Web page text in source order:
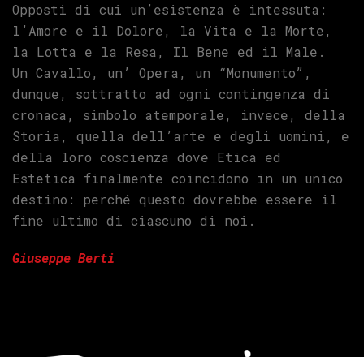
Opposti di cui un’esistenza è intessuta:
l’Amore e il Dolore, la Vita e la Morte,
la Lotta e la Resa, Il Bene ed il Male.
Un Cavallo, un’ Opera, un “Monumento”,
dunque, sottratto ad ogni contingenza di
cronaca, simbolo atemporale, invece, della
Storia, quella dell’arte e degli uomini, e
della loro coscienza dove Etica ed
Estetica finalmente coincidono in un unico
destino: perché questo dovrebbe essere il
fine ultimo di ciascuno di noi.
Giuseppe Berti